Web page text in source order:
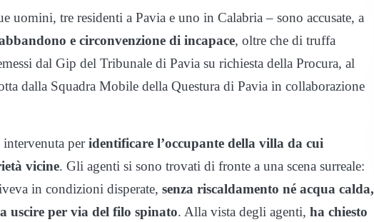
uomini, tre residenti a Pavia e uno in Calabria – sono accusate, a
e circonvenzione di incapace, oltre che di truffa
dal Gip del Tribunale di Pavia su richiesta della Procura, al
dalla Squadra Mobile della Questura di Pavia in collaborazione
intervenuta peridentificare l’occupante della villa da cui
vicine. Gli agenti si sono trovati di fronte a una scena surreale:
in condizioni disperate, senza riscaldamento né acqua calda,
uscire per via del filo spinato. Alla vista degli agenti, ha chiesto